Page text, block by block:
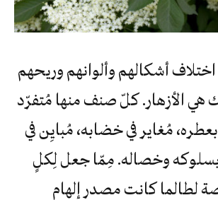
أشكالهم وألوانهم وريحهم
هي الأزهار. كلّ صنف منها مُتفرّد
مُغاير في خضابه، مُبايِن في
بسلوكه وخصاله. مِمّا جعل لِكلٍ
لطالما كانت مصدر إلهام